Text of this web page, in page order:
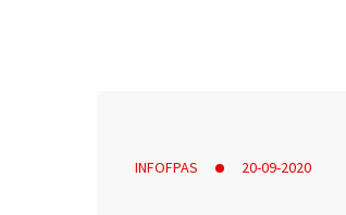
INFOFPAS 20-09-2020